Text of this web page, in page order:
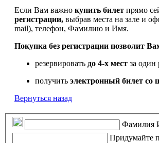
Если Вам важно купить билет прямо
регистрации, выбрав места на зале и
mail), телефон, Фамилию и Имя.
Покупка без регистрации позволит
резервировать до 4-х мест за один
получить электронный билет со
Вернуться назад
Фамилия
Придумайте